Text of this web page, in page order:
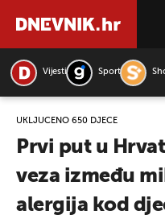
Vijesti Sport
UKLJUČENO 650 DJECE
Prvi put u
veza između
alergija kod
PRETRAŽITE VIJESTI